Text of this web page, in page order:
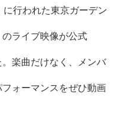
行われた東京ガーデン
ライブ映像が公式
楽曲だけなく、メンバ
ォーマンスをぜひ動画